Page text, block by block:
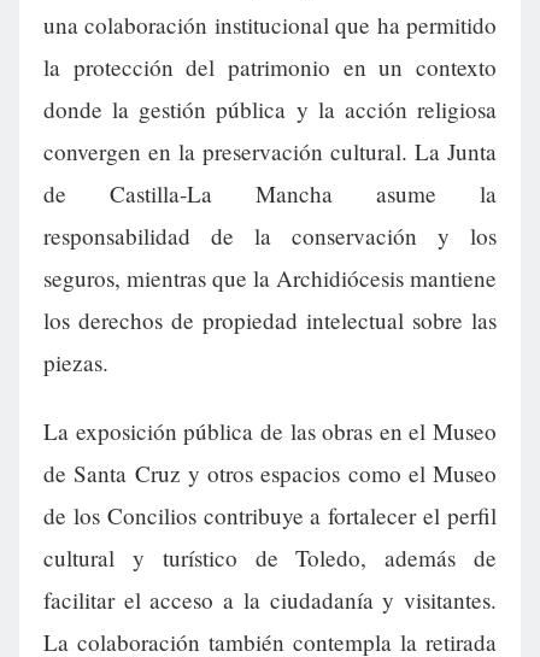
una colaboración institucional que ha permitido
la protección del patrimonio en un contexto
donde la gestión pública y la acción religiosa
convergen en la preservación cultural. La Junta
de Castilla-La Mancha asume la
responsabilidad de la conservación y los
seguros, mientras que la Archidiócesis mantiene
los derechos de propiedad intelectual sobre las
piezas.
La exposición pública de las obras en el Museo
de Santa Cruz y otros espacios como el Museo
de los Concilios contribuye a fortalecer el perfil
cultural y turístico de Toledo, además de
facilitar el acceso a la ciudadanía y visitantes.
La colaboración también contempla la retirada